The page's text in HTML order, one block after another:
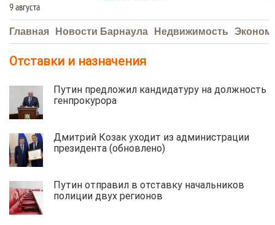
9 августа
Главная Новости Барнаула Недвижимость
Отставки и назначения
Путин предложил кандидатуру на должность
генпрокурора
Дмитрий Козак уходит из администрации
президента (обновлено)
Путин отправил в отставку начальников
полиции двух регионов